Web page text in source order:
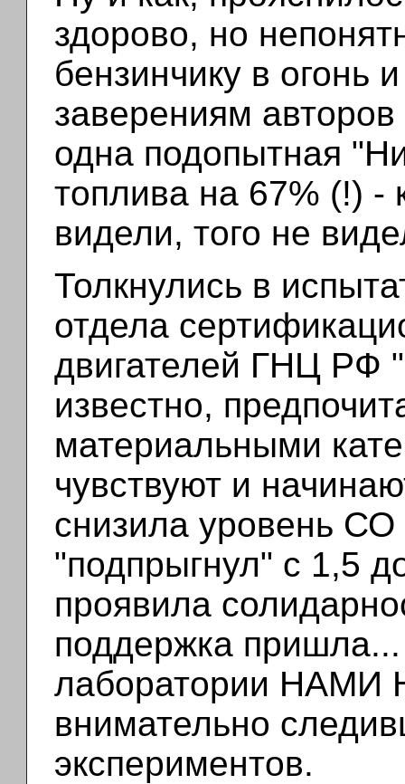
здорово, но
бензинчику в огонь
заверениям авторов
одна подопытная
топлива на 67% (!) -
видели, того не
Толкнулись в
отдела
двигателей ГНЦ РФ
известно,
материальными
чувствуют и
снизила уровень
"подпрыгнул" с 1,5
проявила
поддержка пришла...
лаборатории НАМИ
внимательно
экспериментов.